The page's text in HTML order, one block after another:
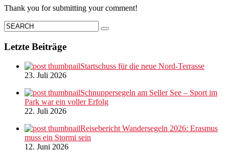
Thank you for submitting your comment!
Letzte Beiträge
Startschuss für die neue Nord-Terrasse
23. Juli 2026
Schnuppersegeln am Seller See – Sport im
Park war ein voller Erfolg
22. Juli 2026
Reisebericht Wandersegeln 2026: Erasmus
muss ein Stormi sein
12. Juni 2026